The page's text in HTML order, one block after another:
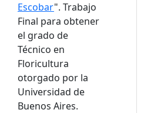
Escobar". Trabajo
Final para obtener
el grado de
Técnico en
Floricultura
otorgado por la
Universidad de
Buenos Aires.